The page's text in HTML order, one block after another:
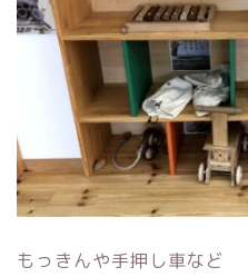
もっきんや手押し車など